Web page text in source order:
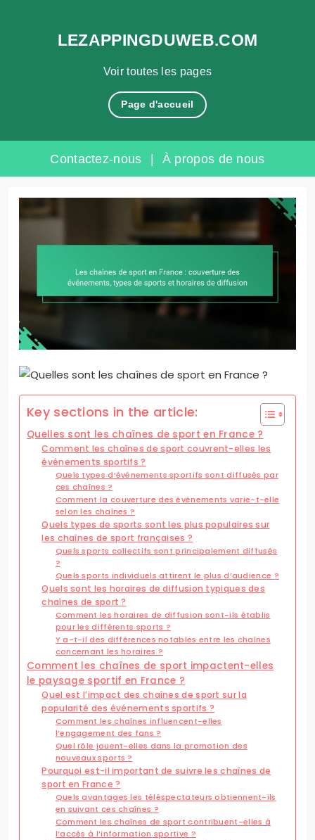
Voir toutes les pages
LEZAPPINGDUWEB.COM
Page d'accueil
Contactez-nous | À propos de nous
content
Key sections in the article:
Quelles sont les chaînes de sport en France ?
Comment les chaînes de sport couvrent-elles les
événements sportifs ?
Quels types d’événements sportifs sont diffusés par
ces chaînes ?
Comment la couverture des événements varie-t-elle
selon les chaînes ?
Quels types de sports sont les plus populaires sur
les chaînes de sport françaises ?
Quels sports collectifs sont principalement diffusés
?
Quels sports individuels attirent le plus d’audience ?
Quels sont les horaires de diffusion typiques des
chaînes de sport ?
Comment les horaires de diffusion sont-ils établis
pour les différents sports ?
Y a-t-il des différences notables entre les chaînes
concernant les horaires ?
Comment les chaînes de sport impactent-elles
le paysage sportif en France ?
Quel est l’impact des chaînes de sport sur la
popularité des événements sportifs ?
Comment les chaînes influencent-elles
l’engagement des fans ?
Quel rôle jouent-elles dans la promotion des
nouveaux sports ?
Pourquoi est-il important de suivre les chaînes de
sport en France ?
Quels avantages les téléspectateurs obtiennent-ils
en suivant ces chaînes ?
Comment les chaînes de sport contribuent-elles à
l’accès à l’information sportive ?